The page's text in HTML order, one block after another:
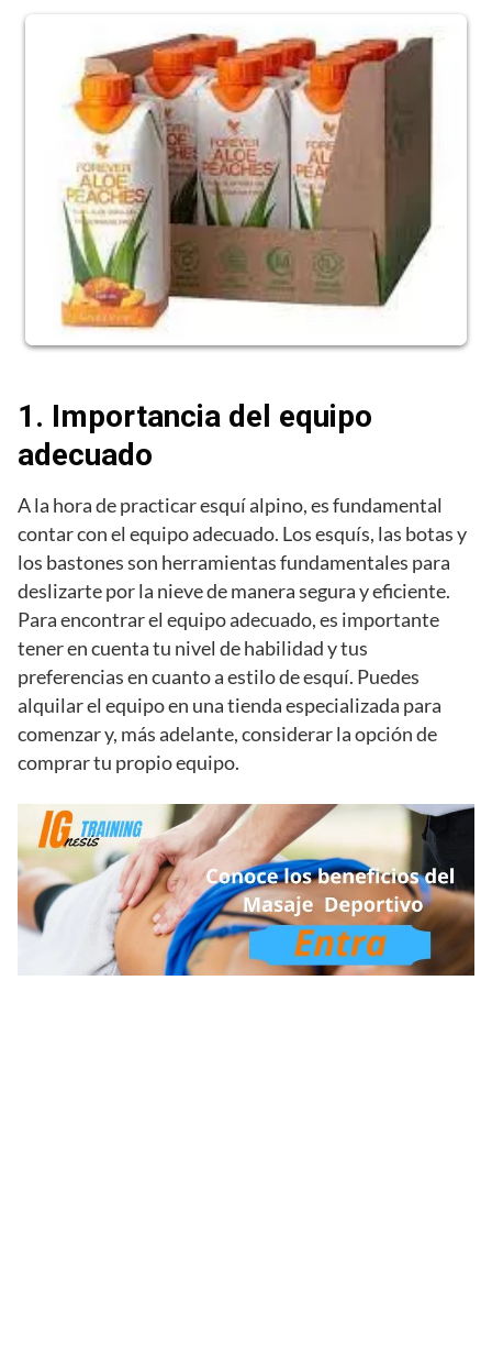
1. Importancia del equipo
adecuado
A la hora de practicar esquí alpino, es fundamental
contar con el equipo adecuado. Los esquís, las botas y
los bastones son herramientas fundamentales para
deslizarte por la nieve de manera segura y eficiente.
Para encontrar el equipo adecuado, es importante
tener en cuenta tu nivel de habilidad y tus
preferencias en cuanto a estilo de esquí. Puedes
alquilar el equipo en una tienda especializada para
comenzar y, más adelante, considerar la opción de
comprar tu propio equipo.